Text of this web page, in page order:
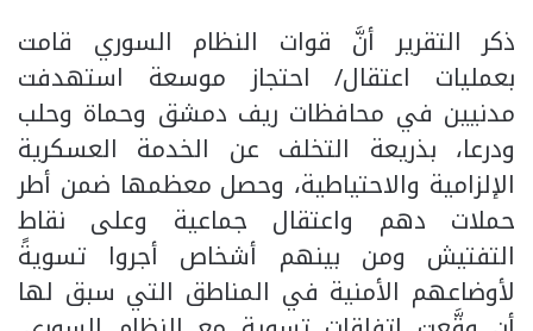
ذكر التقرير أنَّ قوات النظام السوري قامت
بعمليات اعتقال/ احتجاز موسعة استهدفت
مدنيين في محافظات ريف دمشق وحماة وحلب
ودرعا، بذريعة التخلف عن الخدمة العسكرية
الإلزامية والاحتياطية، وحصل معظمها ضمن أطر
حملات دهم واعتقال جماعية وعلى نقاط
التفتيش ومن بينهم أشخاص أجروا تسويةً
لأوضاعهم الأمنية في المناطق التي سبق لها